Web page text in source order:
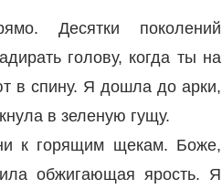
Десятки поколений
голову, когда ты на
в спину. Я дошла до арки,
в зеленую гущу.
к горящим щекам. Боже,
обжигающая ярость. Я